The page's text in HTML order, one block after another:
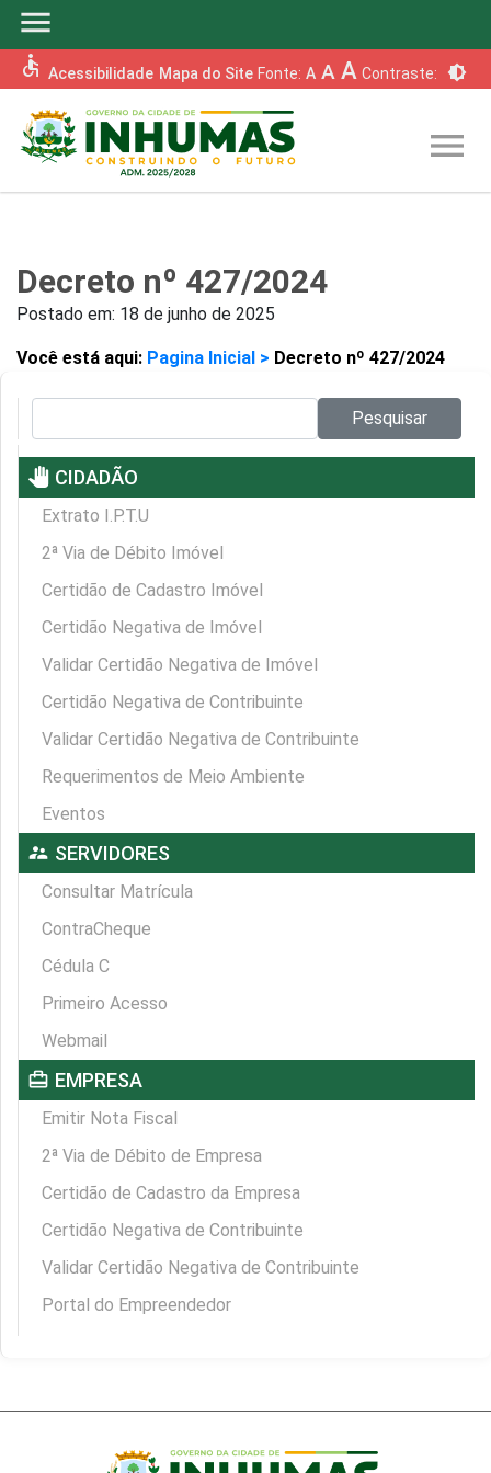
menu
accessible Acessibilidade Mapa do Site Fonte: A A A Contraste: brightness_6
menu
Decreto nº 427/2024
Postado em: 18 de junho de 2025
Você está aqui: Pagina Inicial > Decreto nº 427/2024
Pesquisar
pan_tool CIDADÃO
Extrato I.P.T.U
2ª Via de Débito Imóvel
Certidão de Cadastro Imóvel
Certidão Negativa de Imóvel
Validar Certidão Negativa de Imóvel
Certidão Negativa de Contribuinte
Validar Certidão Negativa de Contribuinte
Requerimentos de Meio Ambiente
Eventos
supervisor_account SERVIDORES
Consultar Matrícula
ContraCheque
Cédula C
Primeiro Acesso
Webmail
card_travel EMPRESA
Emitir Nota Fiscal
2ª Via de Débito de Empresa
Certidão de Cadastro da Empresa
Certidão Negativa de Contribuinte
Validar Certidão Negativa de Contribuinte
Portal do Empreendedor